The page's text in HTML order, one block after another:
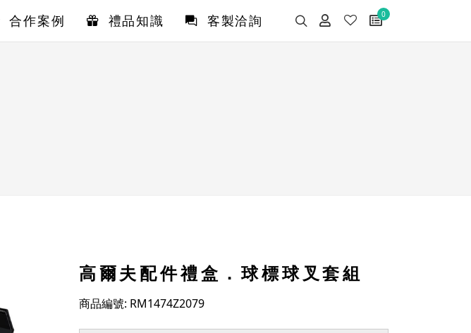
0
合作案例 禮品知識 客製洽詢
高爾夫配件禮盒．球標球叉套組
商品編號: RM1474Z2079